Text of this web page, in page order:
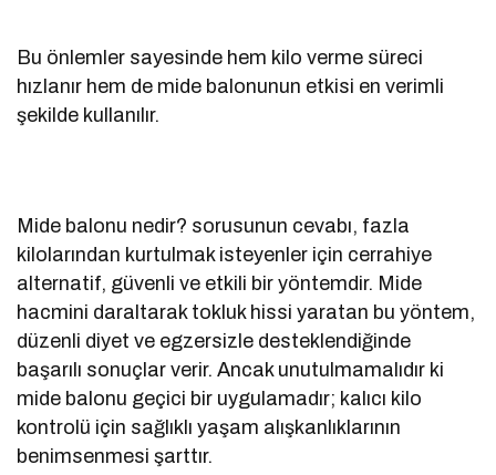
Bu önlemler sayesinde hem kilo verme süreci
hızlanır hem de mide balonunun etkisi en verimli
şekilde kullanılır.
Mide balonu nedir? sorusunun cevabı, fazla
kilolarından kurtulmak isteyenler için cerrahiye
alternatif, güvenli ve etkili bir yöntemdir. Mide
hacmini daraltarak tokluk hissi yaratan bu yöntem,
düzenli diyet ve egzersizle desteklendiğinde
başarılı sonuçlar verir. Ancak unutulmamalıdır ki
mide balonu geçici bir uygulamadır; kalıcı kilo
kontrolü için sağlıklı yaşam alışkanlıklarının
benimsenmesi şarttır.